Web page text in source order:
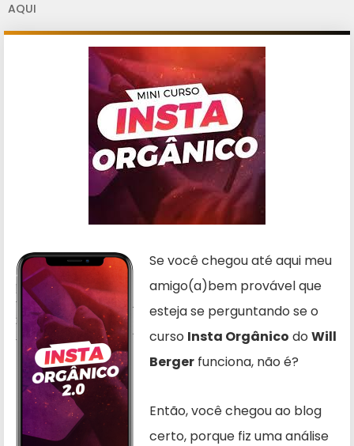
AQUI
Se você chegou até aqui meu
amigo(a)bem provável que
esteja se perguntando se o
curso Insta Orgânico do Will
Berger funciona, não é?
Então, você chegou ao blog
certo, porque fiz uma análise